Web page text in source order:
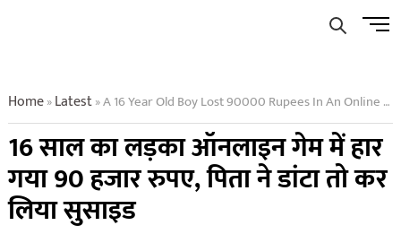
Menu
Home»Latest»A 16 Year Old Boy Lost 90000 Rupees In An Online Game And Committed Suicide After Being Scolded By His Father
16 साल का लड़का ऑनलाइन गेम में हार
गया 90 हजार रुपए, पिता ने डांटा तो कर
लिया सुसाइड